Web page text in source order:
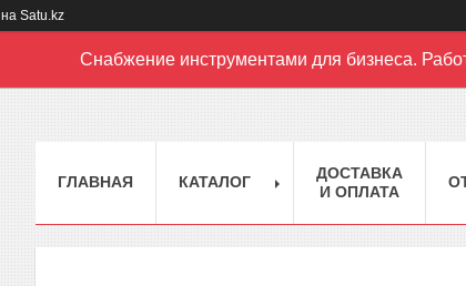
на Satu.kz
Снабжение инструментами для бизнеса.
ГЛАВНАЯ КАТАЛОГ
ДОСТАВКА
И ОПЛАТА